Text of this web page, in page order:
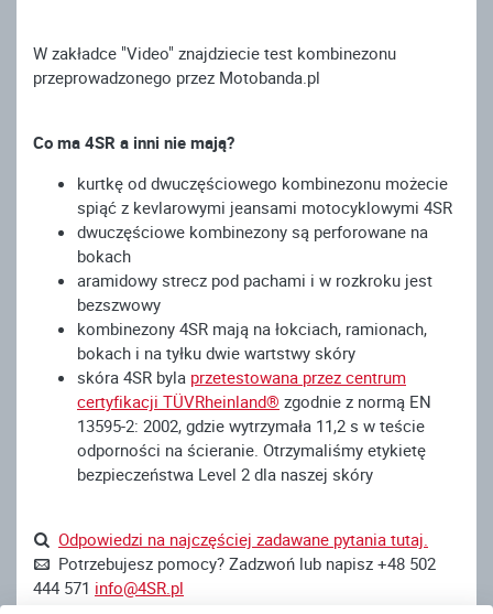
W zakładce "Video" znajdziecie test kombinezonu
przeprowadzonego przez Motobanda.pl
Co ma 4SR a inni nie mają?
kurtkę od dwuczęściowego kombinezonu możecie
spiąć z kevlarowymi jeansami motocyklowymi 4SR
dwuczęściowe kombinezony są perforowane na
bokach
aramidowy strecz pod pachami i w rozkroku jest
bezszwowy
kombinezony 4SR mają na łokciach, ramionach,
bokach i na tyłku dwie wartstwy skóry
skóra 4SR byla przetestowana przez centrum
certyfikacji TÜVRheinland® zgodnie z normą EN
13595-2: 2002, gdzie wytrzymała 11,2 s w teście
odporności na ścieranie. Otrzymaliśmy etykietę
bezpieczeństwa Level 2 dla naszej skóry
Odpowiedzi na najczęściej zadawane pytania tutaj.
Potrzebujesz pomocy? Zadzwoń lub napisz +48 502
444 571 info@4SR.pl